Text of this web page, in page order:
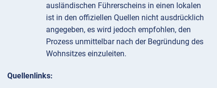
ausländischen Führerscheins in einen lokalen
ist in den offiziellen Quellen nicht ausdrücklich
angegeben, es wird jedoch empfohlen, den
Prozess unmittelbar nach der Begründung des
Wohnsitzes einzuleiten.
Quellenlinks: